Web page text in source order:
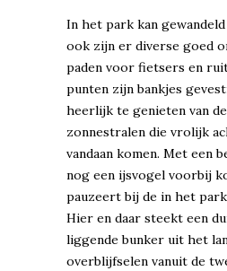
In het park kan
ook zijn er diverse goed
paden voor fietsers en
punten zijn bankjes
heerlijk te genieten van
zonnestralen die vrolijk
vandaan komen. Met een
nog een ijsvogel voorbij
pauzeert bij de in het
Hier en daar steekt een
liggende bunker uit het
overblijfselen vanuit de